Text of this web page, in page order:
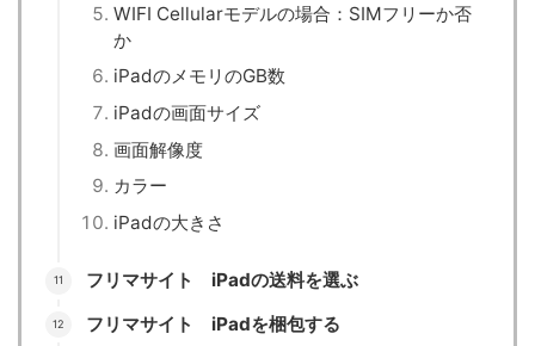
WIFI Cellularモデルの場合：SIMフリーか否
か
iPadのメモリのGB数
iPadの画面サイズ
画面解像度
カラー
iPadの大きさ
フリマサイト iPadの送料を選ぶ
フリマサイト iPadを梱包する